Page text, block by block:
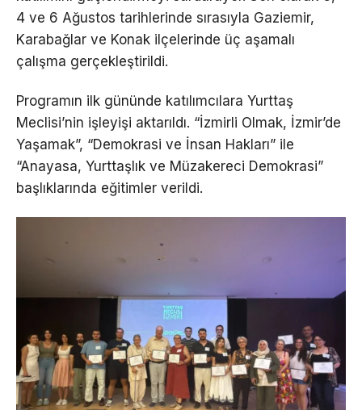
4 ve 6 Ağustos tarihlerinde sırasıyla Gaziemir,
Karabağlar ve Konak ilçelerinde üç aşamalı
çalışma gerçekleştirildi.
Programın ilk gününde katılımcılara Yurttaş
Meclisi’nin işleyişi aktarıldı. “İzmirli Olmak, İzmir’de
Yaşamak”, “Demokrasi ve İnsan Hakları” ile
“Anayasa, Yurttaşlık ve Müzakereci Demokrasi”
başlıklarında eğitimler verildi.